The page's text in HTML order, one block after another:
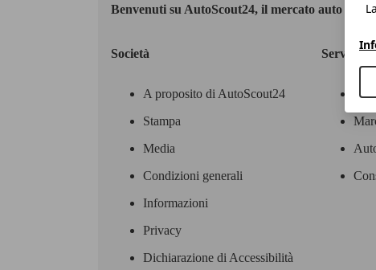
Benvenuti su AutoScout24, il mercato auto
Società
A proposito di AutoScout24
Stampa
Media
Condizioni generali
Informazioni
Privacy
Dichiarazione di Accessibilità
Servizi